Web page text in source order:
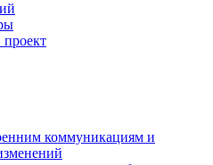
проект
коммуникациям и